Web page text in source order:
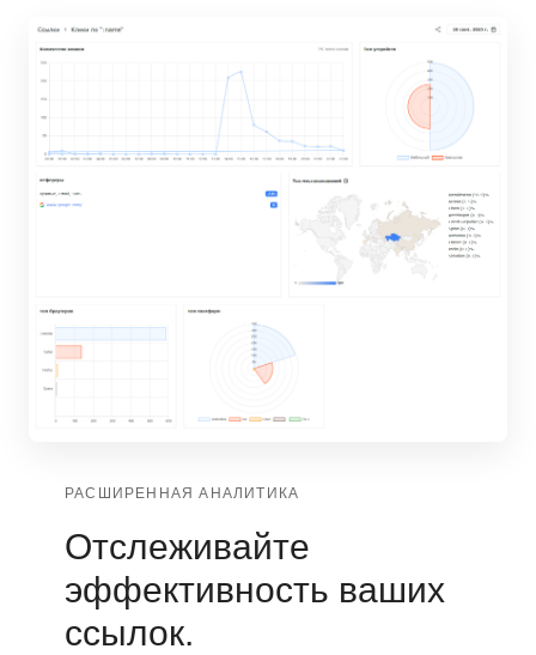
РАСШИРЕННАЯ АНАЛИТИКА
Отслеживайте
эффективность ваших
ссылок.